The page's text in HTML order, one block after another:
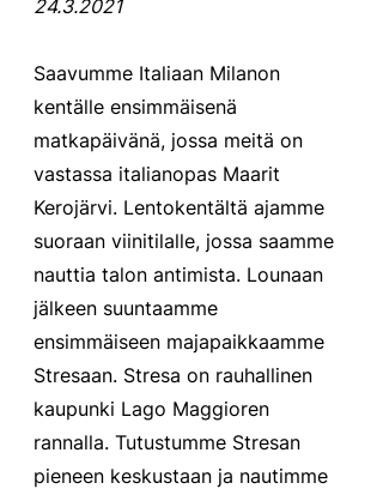
24.3.2021
Saavumme Italiaan Milanon
kentälle ensimmäisenä
matkapäivänä, jossa meitä on
vastassa italianopas Maarit
Kerojärvi. Lentokentältä ajamme
suoraan viinitilalle, jossa saamme
nauttia talon antimista. Lounaan
jälkeen suuntaamme
ensimmäiseen majapaikkaamme
Stresaan. Stresa on rauhallinen
kaupunki Lago Maggioren
rannalla. Tutustumme Stresan
pieneen keskustaan ja nautimme